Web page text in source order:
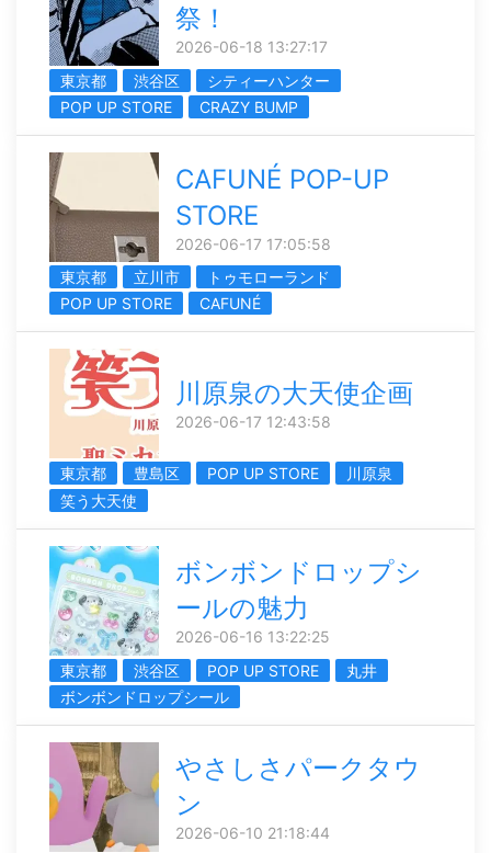
祭！
2026-06-18 13:27:17
東京都
渋谷区
シティーハンター
POP UP STORE
CRAZY BUMP
CAFUNÉ POP-UP
STORE
2026-06-17 17:05:58
東京都
立川市
トゥモローランド
POP UP STORE
CAFUNÉ
川原泉の大天使企画
2026-06-17 12:43:58
東京都 豊島区 POP UP STORE
川原泉
笑う大天使
ボンボンドロップシ
ールの魅力
2026-06-16 13:22:25
東京都
渋谷区 POP UP STORE
丸井
ボンボンドロップシール
やさしさパークタウ
ン
2026-06-10 21:18:44